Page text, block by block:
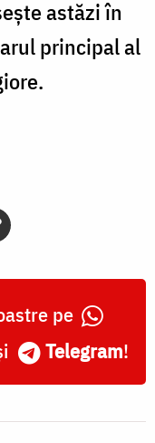
astăzi în
principal al
pe
Telegram!